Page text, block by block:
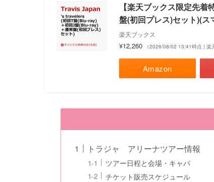
【楽天ブックス限定先
盤(初回プレス)セット)(
楽天ブックス
¥12,260 （2026/08/02 13:41時点 | 楽
Amazon
トラジャ アリーナツアー情報
ツアー日程と会場・キャパ
チケット販売スケジュール